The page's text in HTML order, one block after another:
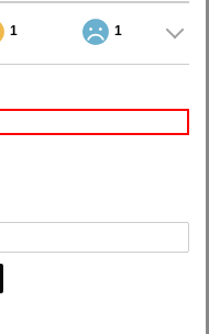
1 1